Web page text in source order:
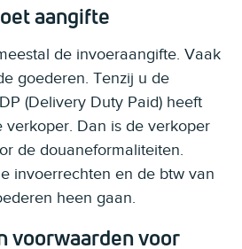
aangifte
de invoeraangifte. Vaak
goederen. Tenzij u de
(Delivery Duty Paid) heeft
verkoper. Dan is de verkoper
de douaneformaliteiten.
invoerrechten en de btw van
heen gaan.
voorwaarden voor